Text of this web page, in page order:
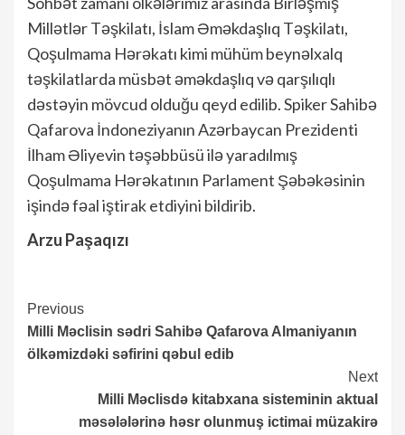
Millətlər Təşkilatı, İslam Əməkdaşlıq Təşkilatı,
Qoşulmama Hərəkatı kimi mühüm beynəlxalq
təşkilatlarda müsbət əməkdaşlıq və qarşılıqlı
dəstəyin mövcud olduğu qeyd edilib. Spiker Sahibə
Qafarova İndoneziyanın Azərbaycan Prezidenti
İlham Əliyevin təşəbbüsü ilə yaradılmış
Qoşulmama Hərəkatının Parlament Şəbəkəsinin
işində fəal iştirak etdiyini bildirib.
Arzu Paşaqızı
Continue
Reading
Previous
Milli Məclisin sədri Sahibə Qafarova Almaniyanın
ölkəmizdəki səfirini qəbul edib
Next
Milli Məclisdə kitabxana sisteminin aktual
məsələlərinə həsr olunmuş ictimai müzakirə